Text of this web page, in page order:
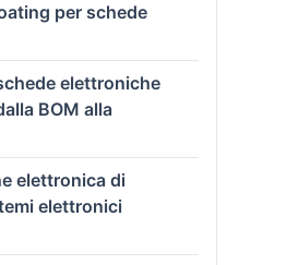
per schede
elettroniche
BOM alla
elettronica di
elettronici